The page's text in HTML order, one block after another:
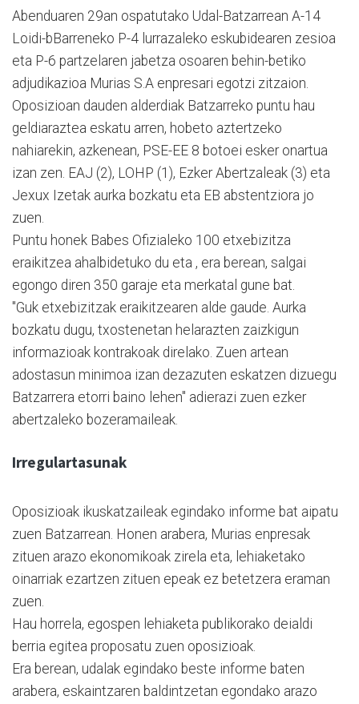
Abenduaren 29an ospatutako Udal-Batzarrean A-14
Loidi-bBarreneko P-4 lurrazaleko eskubidearen zesioa
eta P-6 partzelaren jabetza osoaren behin-betiko
adjudikazioa Murias S.A enpresari egotzi zitzaion.
Oposizioan dauden alderdiak Batzarreko puntu hau
geldiaraztea eskatu arren, hobeto aztertzeko
nahiarekin, azkenean, PSE-EE 8 botoei esker onartua
izan zen. EAJ (2), LOHP (1), Ezker Abertzaleak (3) eta
Jexux Izetak aurka bozkatu eta EB abstentziora jo
zuen.
Puntu honek Babes Ofizialeko 100 etxebizitza
eraikitzea ahalbidetuko du eta , era berean, salgai
egongo diren 350 garaje eta merkatal gune bat.
"Guk etxebizitzak eraikitzearen alde gaude. Aurka
bozkatu dugu, txostenetan helarazten zaizkigun
informazioak kontrakoak direlako. Zuen artean
adostasun minimoa izan dezazuten eskatzen dizuegu
Batzarrera etorri baino lehen" adierazi zuen ezker
abertzaleko bozeramaileak.
Irregulartasunak
Oposizioak ikuskatzaileak egindako informe bat aipatu
zuen Batzarrean. Honen arabera, Murias enpresak
zituen arazo ekonomikoak zirela eta, lehiaketako
oinarriak ezartzen zituen epeak ez betetzera eraman
zuen.
Hau horrela, egospen lehiaketa publikorako deialdi
berria egitea proposatu zuen oposizioak.
Era berean, udalak egindako beste informe baten
arabera, eskaintzaren baldintzetan egondako arazo